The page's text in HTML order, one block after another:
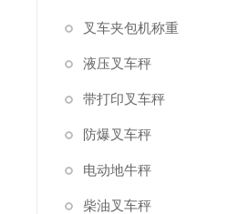
叉车夹包机称重
液压叉车秤
带打印叉车秤
防爆叉车秤
电动地牛秤
柴油叉车秤